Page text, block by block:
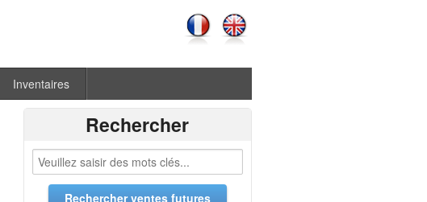
Inventaires
Rechercher